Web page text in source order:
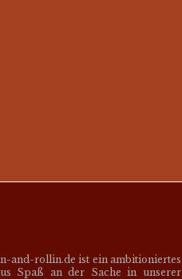
and-rollin.de ist ein ambitioniertes
Spaß an der Sache in unserer